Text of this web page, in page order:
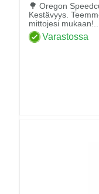
🌳 Oregon
Kestävyys.
mittojesi
Varastossa